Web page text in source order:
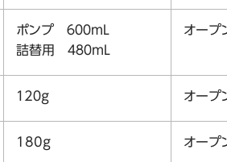
ポンプ ６００mL
詰替用 ４８０mL
オープ
１2０ｇ オープ
180ｇ オープ